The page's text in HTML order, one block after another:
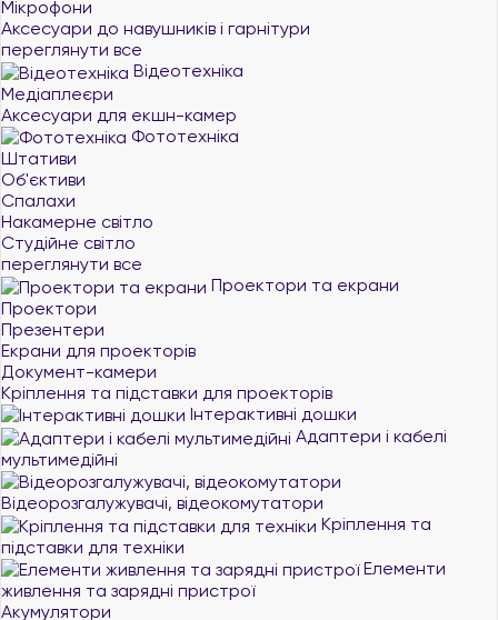
Мікрофони
Аксесуари до навушників і гарнітури
переглянути все
Відеотехніка
Медіаплеєри
Аксесуари для екшн-камер
Фототехніка
Штативи
Об'єктиви
Спалахи
Накамерне світло
Студійне світло
переглянути все
Проектори та екрани
Проектори
Презентери
Екрани для проекторів
Документ-камери
Кріплення та підставки для проекторів
Інтерактивні дошки
Адаптери і кабелі
мультимедійні
Відеорозгалужувачі, відеокомутатори
Кріплення та
підставки для техніки
Елементи
живлення та зарядні пристрої
Акумулятори